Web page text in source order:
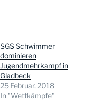
SGS Schwimmer
dominieren
Jugendmehrkampf in
Gladbeck
25 Februar, 2018
In "Wettkämpfe"